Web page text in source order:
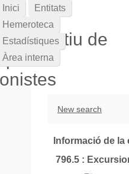
Col·lectiu de
New search
Informació de
796.5 :
Inici
Entitats
Hemeroteca
Estadístiques
Àrea interna